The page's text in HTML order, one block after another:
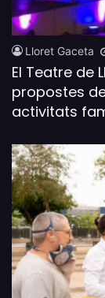
Lloret Gaceta
El Teatre de
propostes
activitats